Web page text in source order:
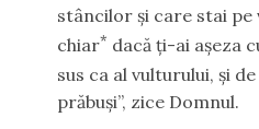
stâncilor şi care stai
chiar* dacă ţi-ai aşeza
sus ca al vulturului, şi
prăbuşi”, zice Domnul.